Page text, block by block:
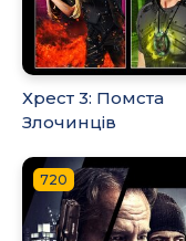
Хрест 3: Помста
Злочинців
720